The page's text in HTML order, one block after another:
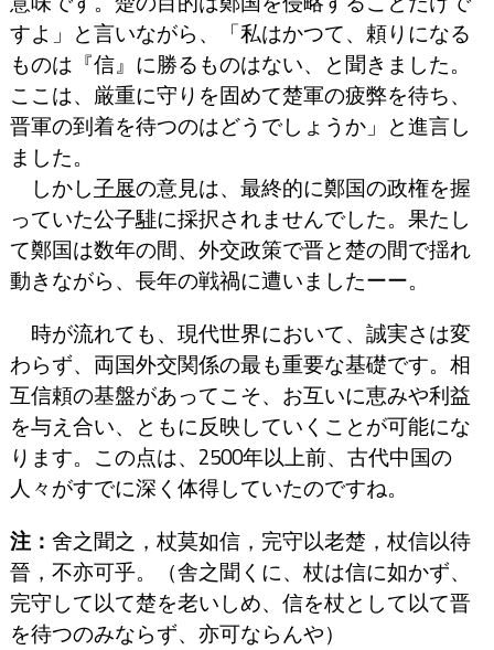
すよ」と言いながら、「私はかつて、頼りになる
ものは『信』に勝るものはない、と聞きました。
ここは、厳重に守りを固めて楚軍の疲弊を待ち、
晋軍の到着を待つのはどうでしょうか」と進言し
ました。
しかし子展の意見は、最終的に鄭国の政権を握
っていた公子騑に採択されませんでした。果たし
て鄭国は数年の間、外交政策で晋と楚の間で揺れ
動きながら、長年の戦禍に遭いましたーー。
時が流れても、現代世界において、誠実さは変
わらず、両国外交関係の最も重要な基礎です。相
互信頼の基盤があってこそ、お互いに恵みや利益
を与え合い、ともに反映していくことが可能にな
ります。この点は、2500年以上前、古代中国の
人々がすでに深く体得していたのですね。
注： 舍之聞之，杖莫如信，完守以老楚，杖信以待
晉，不亦可乎。（舎之聞くに、杖は信に如かず、
完守して以て楚を老いしめ、信を杖として以て晋
を待つのみならず、亦可ならんや）